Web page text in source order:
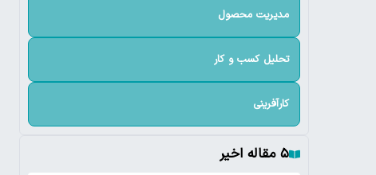
مدیریت محصول
تحلیل کسب و کار
کارآفرینی
۵ مقاله اخیر